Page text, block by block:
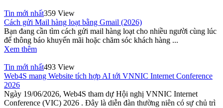
Tin mới nhất359 View
Cách gửi Mail hàng loạt bằng Gmail (2026)
Bạn đang cần tìm cách gửi mail hàng loạt cho nhiều người cùng lúc
để thông báo khuyến mãi hoặc chăm sóc khách hàng ...
Xem thêm
Tin mới nhất493 View
Web4S mang Website tích hợp AI tới VNNIC Internet Conference
2026
Ngày 19/06/2026, Web4S tham dự Hội nghị VNNIC Internet
Conference (VIC) 2026 . Đây là diễn đàn thường niên có sự chủ trì